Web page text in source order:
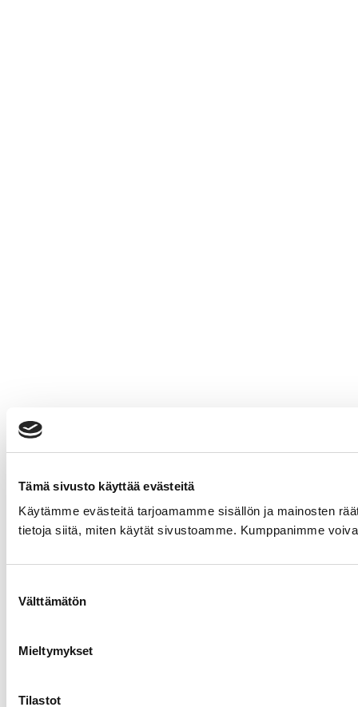
Tämä sivusto käyttää evästeitä
Käytämme evästeitä tarjoamamme sisällön ja mainosten
tietoja siitä, miten käytät sivustoamme. Kumppanimme
valinta
Välttämätön
Mieltymykset
Tilastot